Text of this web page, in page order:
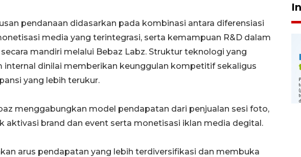
pendanaan didasarkan pada kombinasi antara diferensiasi
media yang terintegrasi, serta kemampuan R&D dalam
mandiri melalui Bebaz Labz. Struktur teknologi yang
internal dinilai memberikan keunggulan kompetitif sekaligus
yang lebih terukur.
menggabungkan model pendapatan dari penjualan sesi foto,
aktivasi brand dan event serta monetisasi iklan media degital.
arus pendapatan yang lebih terdiversifikasi dan membuka